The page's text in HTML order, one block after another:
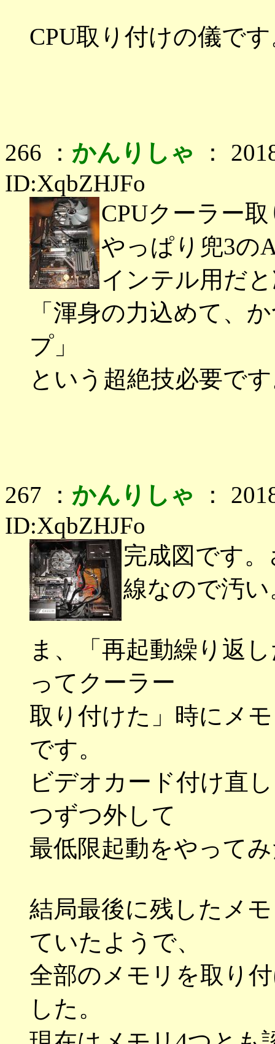
CPU取り付けの儀で
266 ： かんりしゃ ：
ID:XqbZHJFo
CPUクーラー
やっぱり兜3の
インテル用だ
「渾身の力込めて、
プ」
という超絶技必要で
267 ： かんりしゃ ：
ID:XqbZHJFo
完成図です
線なので汚い
ま、「再起動繰り返
ってクーラー
取り付けた」時にメ
です。
ビデオカード付け直
つずつ外して
最低限起動をやって
結局最後に残したメ
ていたようで、
全部のメモリを取り
した。